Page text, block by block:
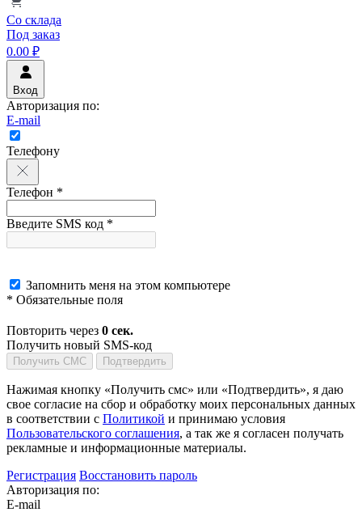
Со склада
Под заказ
0.00 ₽
Вход
Авторизация по:
E-mail
Телефону
Телефон *
Введите SMS код *
Запомнить меня на этом компьютере
* Обязательные поля
Повторить через 0 сек.
Получить новый SMS-код
Получить СМС Подтвердить
Нажимая кнопку «Получить смс» или «Подтвердить», я даю
свое согласие на сбор и обработку моих персональных данных
в соответствии с Политикой и принимаю условия
Пользовательского соглашения, а так же я согласен получать
рекламные и информационные материалы.
Регистрация Восстановить пароль
Авторизация по:
E-mail